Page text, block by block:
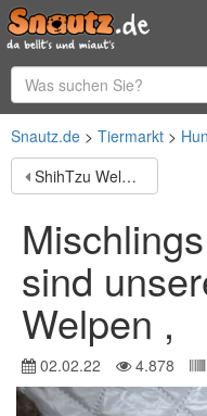
Snautz.de Tiermarkt
ShihTzu Welpen aus liebevoller Hobbyzucht. Es ist Gina
sind
Welpen ,
02.02.22 4.878